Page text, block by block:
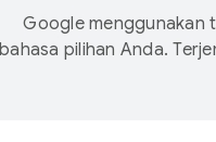
Google menggunakan
pilihan Anda.